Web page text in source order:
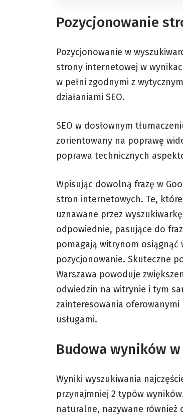
Pozycjonowanie
Pozycjonowanie w
strony internetowej w
w pełni zgodnymi z
działaniami SEO.
SEO w dosłownym
zorientowany na poprawę
poprawa technicznych
Wpisując dowolną frazę w
stron internetowych. Te,
uznawane przez
odpowiednie, pasujące do
pomagają witrynom osiągnąć
pozycjonowanie. Skuteczne
Warszawa powoduje
odwiedzin na witrynie i tym
zainteresowania
usługami.
Budowa wyników
Wyniki wyszukiwania
przynajmniej 2 typów
naturalne, nazywane również